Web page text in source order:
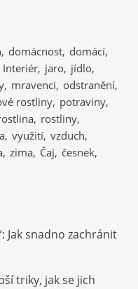
domácnost domácí
Interiér jaro jídlo
mravenci odstranění
rostliny potraviny
rostliny
využití vzduch
zima Čaj česnek
Jak snadno zachránit
triky, jak se jich